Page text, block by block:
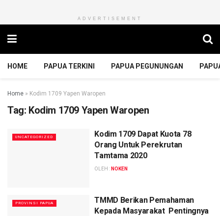
ADVERTISEMENT
HOME PAPUA TERKINI PAPUA PEGUNUNGAN
Home » Kodim 1709 Yapen Waropen
Tag: Kodim 1709 Yapen Waropen
UNCATEGORIZED
Kodim 1709 Dapat Kuota 78
Orang Untuk Perekrutan
Tamtama 2020
OLEH : NOKEN
PROVINSI PAPUA
TMMD Berikan Pemahaman
Kepada Masyarakat Pentingnya